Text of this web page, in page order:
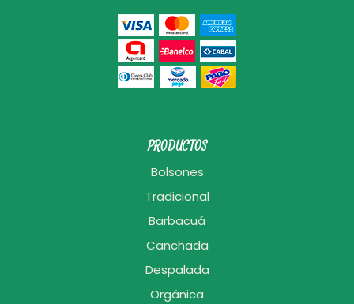
PRODUCTOS
Bolsones
Tradicional
Barbacuá
Canchada
Despalada
Orgánica